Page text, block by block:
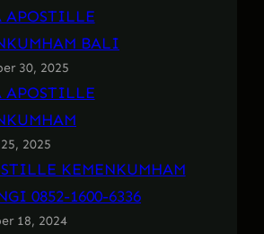
APOSTILLE
BALI
30, 2025
APOSTILLE
2025
KEMENKUMHAM
0852-1600-6336
18, 2024